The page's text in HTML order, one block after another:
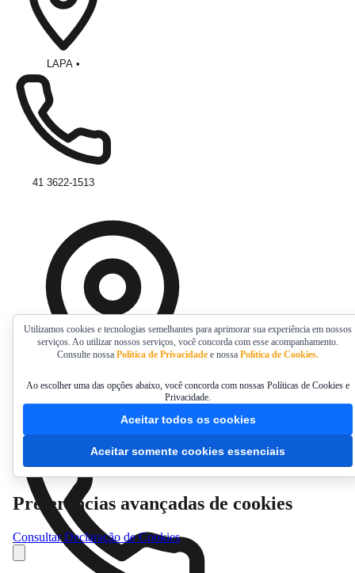
LAPA •
41 3622-1513
LARANJEIRAS DO SUL
Utilizamos cookies e tecnologias semelhantes para aprimorar sua experiência em nossos
serviços. Ao utilizar nossos serviços, você concorda com esse acompanhamento.
Consulte nossa Política de Privacidade e nossa Política de Cookies.
Ao escolher uma das opções abaixo, você concorda com nossas Políticas de Cookies e
Privacidade.
Aceitar todos os cookies
Aceitar somente cookies essenciais
Preferências avançadas de cookies
Consultar Declaração de Cookies